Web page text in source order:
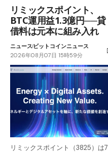
リミックスポイント、
BTC運用益1.3億円──貸
借料は元本に組み入れ
ニュースビットコインニュース
2026年08月07日 15時59分
リミックスポイント（3825）は7